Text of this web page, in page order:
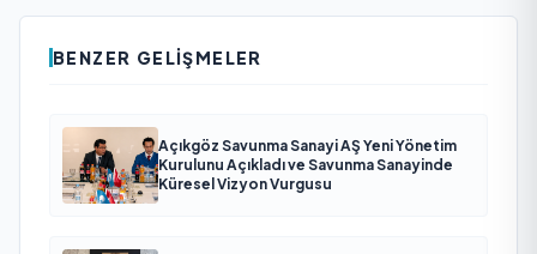
BENZER GELIŞMELER
Açıkgöz Savunma Sanayi AŞ Yeni Yönetim
Kurulunu Açıkladı ve Savunma Sanayinde
Küresel Vizyon Vurgusu